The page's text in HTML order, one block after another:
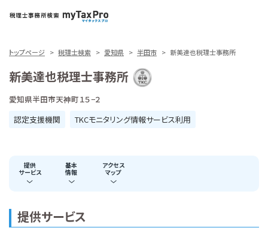
トップページ 税理士検索 愛知県 半田市 新美達也税理士事務所
新美達也税理士事務所
愛知県半田市天神町１５−２
認定支援機関
TKCモニタリング情報サービス利用
提供
サービス
基本
情報
アクセス
マップ
提供サービス